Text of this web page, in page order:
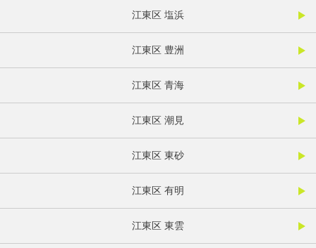
江東区 塩浜
江東区 豊洲
江東区 青海
江東区 潮見
江東区 東砂
江東区 有明
江東区 東雲